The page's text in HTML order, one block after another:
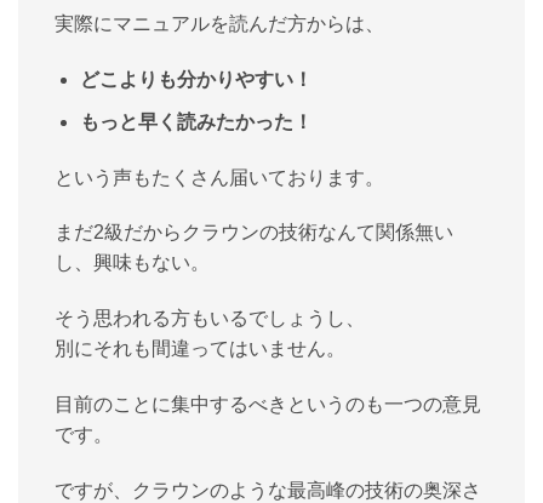
実際にマニュアルを読んだ方からは、
どこよりも分かりやすい！
もっと早く読みたかった！
という声もたくさん届いております。
まだ2級だからクラウンの技術なんて関係無い
し、興味もない。
そう思われる方もいるでしょうし、
別にそれも間違ってはいません。
目前のことに集中するべきというのも一つの意見
です。
ですが、クラウンのような最高峰の技術の奥深さ